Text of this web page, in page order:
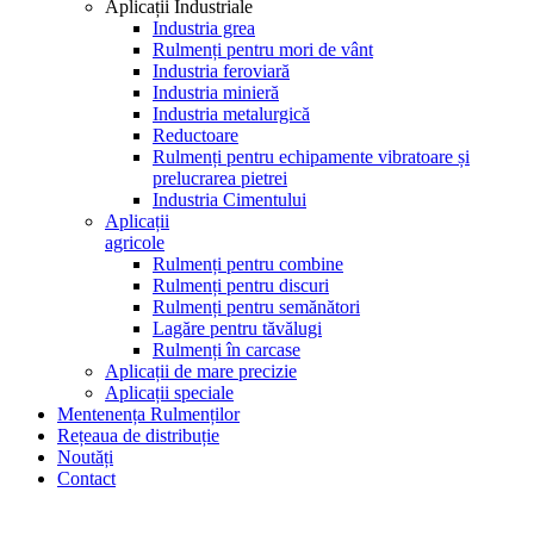
Aplicații Industriale
Industria grea
Rulmenți pentru mori de vânt
Industria feroviară
Industria minieră
Industria metalurgică
Reductoare
Rulmenți pentru echipamente vibratoare și
prelucrarea pietrei
Industria Cimentului
Aplicații
agricole
Rulmenți pentru combine
Rulmenți pentru discuri
Rulmenți pentru semănători
Lagăre pentru tăvălugi
Rulmenți în carcase
Aplicații de mare precizie
Aplicații speciale
Mentenența Rulmenților
Rețeaua de distribuție
Noutăți
Contact